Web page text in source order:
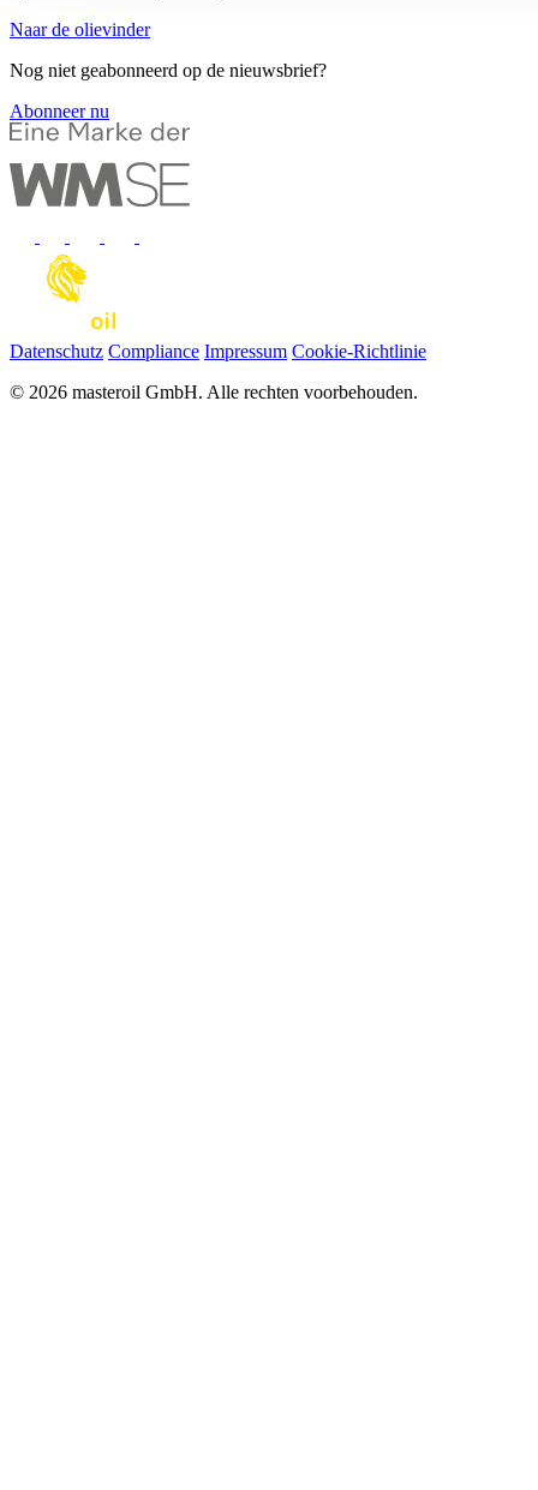
Naar de olievinder
Nog niet geabonneerd op de nieuwsbrief?
Abonneer nu
Datenschutz Compliance Impressum Cookie-Richtlinie
© 2026 masteroil GmbH. Alle rechten voorbehouden.